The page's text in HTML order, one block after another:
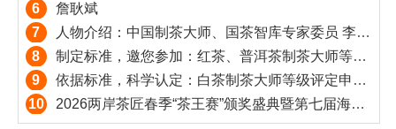
6
詹耿斌
7
人物介绍：中国制茶大师、国茶智库专家委员 李子文
8
制定标准，邀您参加：红茶、普洱茶制茶大师等级评定全国征募！
9
依据标准，科学认定：白茶制茶大师等级评定申报正式启动！
10
2026两岸茶匠春季“茶王赛”颁奖盛典暨第七届海丝茶道产业发展论坛30日北京谢幕（附获奖名单）